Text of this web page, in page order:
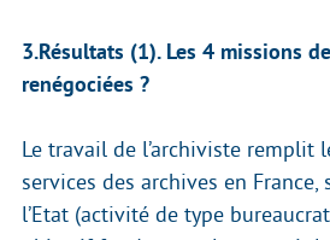
3.Résultats (1). Les 4 missions
renégociées ?
Le travail de l’archiviste remplit
services des archives en
l’Etat (activité de type